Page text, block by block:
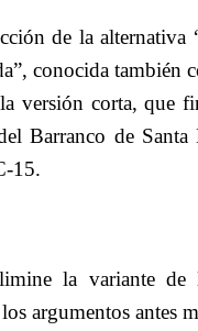
de la alternativa
conocida también
versión corta, que
Barranco de
15.
la variante
argumentos antes